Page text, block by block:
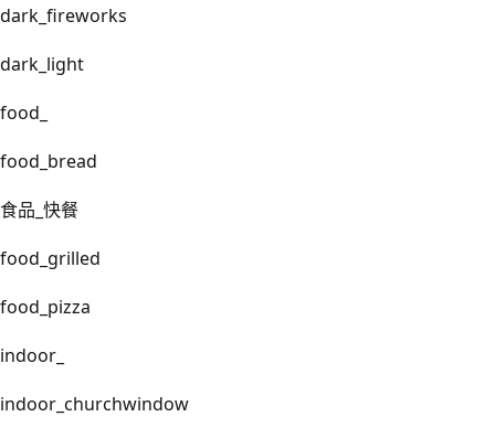
dark_fireworks
dark_light
food_
food_bread
食品_快餐
food_grilled
food_pizza
indoor_
indoor_churchwindow